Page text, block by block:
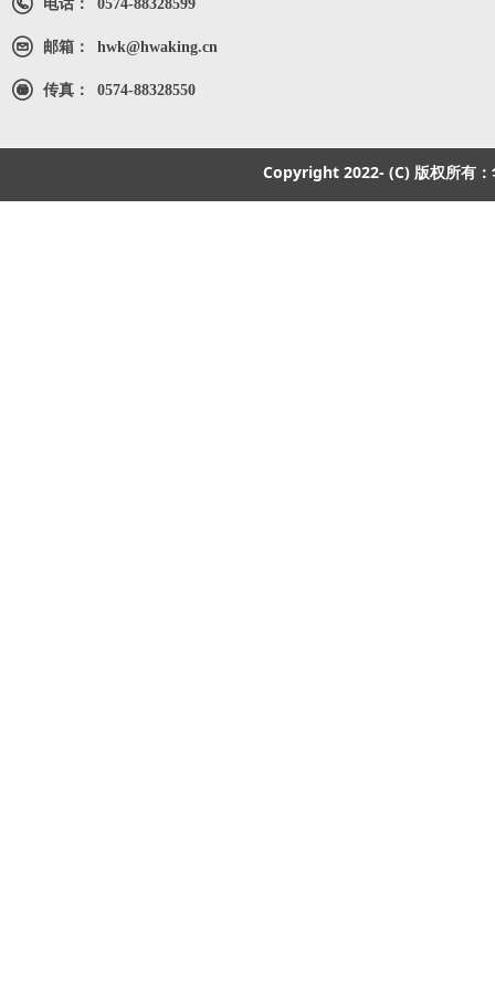
Copyright 2022- (C) 版权所有
电话： 0574-88328599
邮箱： hwk@hwaking.cn
传真： 0574-88328550